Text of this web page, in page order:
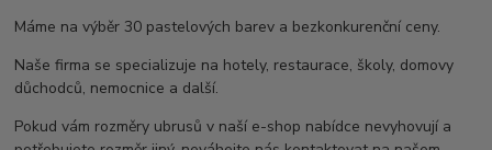
Máme na výběr 30 pastelových barev a bezkonkurenční ceny.
Naše firma se specializuje na hotely, restaurace, školy, domovy
důchodců, nemocnice a další.
Pokud vám rozměry ubrusů v naší e-shop nabídce nevyhovují a